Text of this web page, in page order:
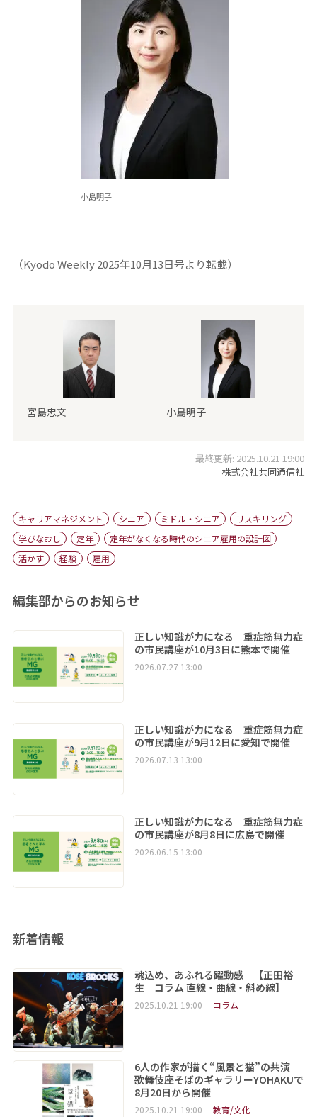
小島明子
（Kyodo Weekly 2025年10月13日号より転載）
宮島忠文 小島明子
最終更新: 2025.10.21 19:00
株式会社共同通信社
キャリアマネジメント シニア ミドル・シニア
リスキリング
学びなおし
定年
定年がなくなる時代のシニア雇用の設計図
活かす
経験 雇用
編集部からのお知らせ
正しい知識が力になる 重症筋無力症
の市民講座が10月3日に熊本で開催
2026.07.27 13:00
正しい知識が力になる 重症筋無力症
の市民講座が9月12日に愛知で開催
2026.07.13 13:00
正しい知識が力になる 重症筋無力症
の市民講座が8月8日に広島で開催
2026.06.15 13:00
新着情報
魂込め、あふれる躍動感 【正田裕
生 コラム 直線・曲線・斜め線】
2025.10.21 19:00 コラム
6人の作家が描く“風景と猫”の共演
歌舞伎座そばのギャラリーYOHAKUで
8月20日から開催
2025.10.21 19:00 教育/文化